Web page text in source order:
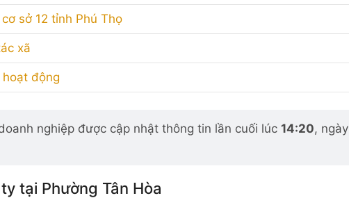
sở 12 tỉnh Phú Thọ
xã
động
nghiệp được cập nhật thông tin lần cuối lúc 14:20, ngày
tại Phường Tân Hòa